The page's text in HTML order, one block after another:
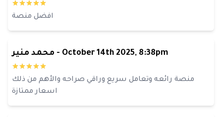
افضل منصة
محمد منير - October 14th 2025, 8:38pm
منصة رائعه وتعامل سريع وراقي صراحه والأهم من ذلك
اسعار ممتازة